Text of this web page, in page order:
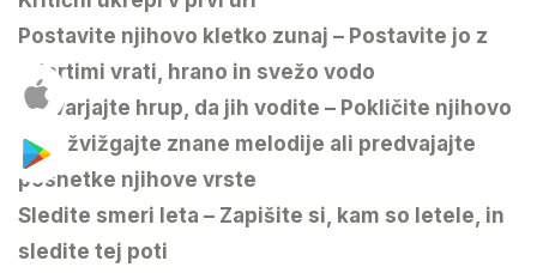
Postavite njihovo kletko zunaj – Postavite jo z
odprtimi vrati, hrano in svežo vodo
Ustvarjajte hrup, da jih vodite – Pokličite njihovo
ime, žvižgajte znane melodije ali predvajajte
posnetke njihove vrste
Sledite smeri leta – Zapišite si, kam so letele, in
sledite tej poti